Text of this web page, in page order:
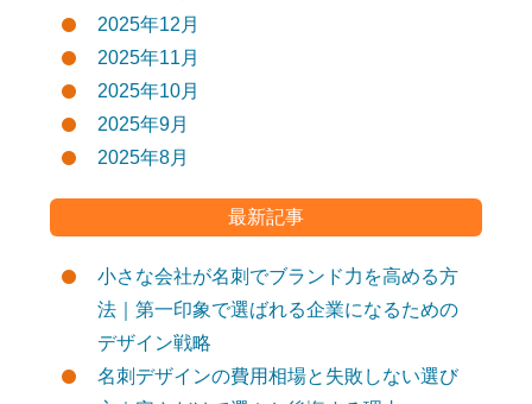
2025年12月
2025年11月
2025年10月
2025年9月
2025年8月
最新記事
小さな会社が名刺でブランド力を高める方
法｜第一印象で選ばれる企業になるための
デザイン戦略
名刺デザインの費用相場と失敗しない選び